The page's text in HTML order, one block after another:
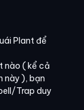
Plant để
nào ( kể cả
này ), bạn
Trap duy